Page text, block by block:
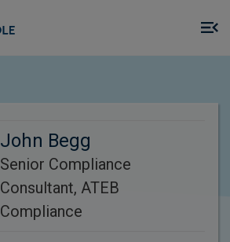
John Begg
Senior Compliance
Consultant, ATEB
Compliance